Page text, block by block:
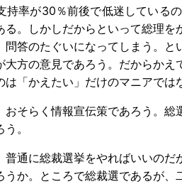
率が30％前後で低迷しているの
る。しかしだからといって総理
問答のたぐいになってしまう。
大方の意見であろう。だからか
は「かえたい」だけのマニアでは
そらく情報宣伝策であろう。総
。
通に総裁選挙をやればいいのだ
うか。ところで総裁選であるが